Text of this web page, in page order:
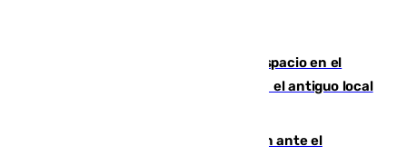
Las marca internacionales ganan espacio en el
Centro de Málaga: La Tagliatella abre en el antiguo local
Moreno pide extremar la precaución ante el